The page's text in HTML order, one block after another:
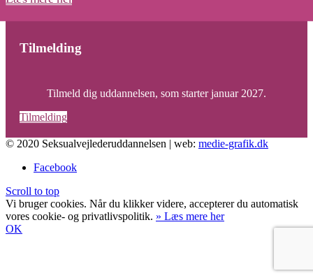
Tilmelding
Tilmeld dig uddannelsen, som starter januar 2027.
Tilmelding
© 2020 Seksualvejlederuddannelsen | web: medie-grafik.dk
Facebook
Scroll to top
Vi bruger cookies. Når du klikker videre, accepterer du automatisk
vores cookie- og privatlivspolitik. » Læs mere her
OK